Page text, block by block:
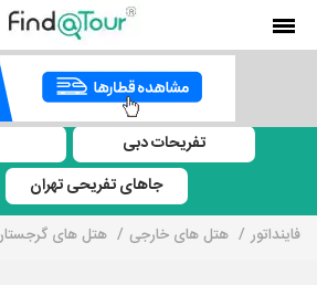
تفریحات دبی
جاهای تفریحی تهران
فاینداتور هتل های خارجی هتل های